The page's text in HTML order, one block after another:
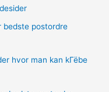
bedste postordre
hvor man kan kГёbe